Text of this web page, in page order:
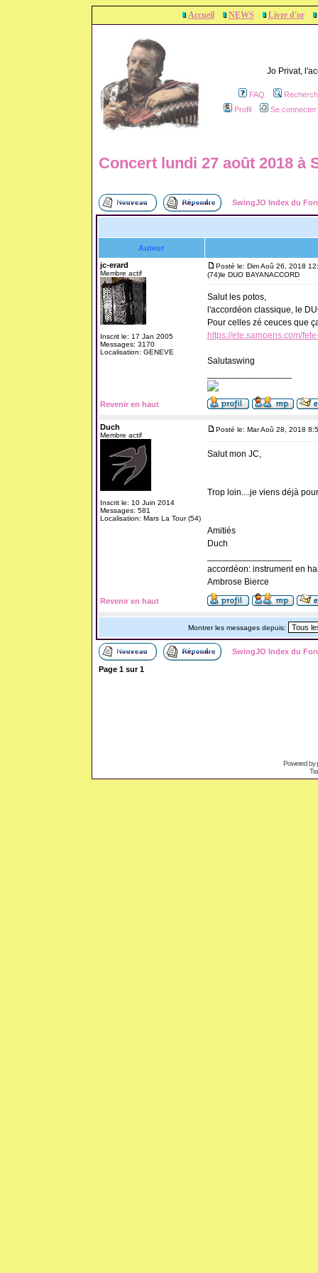
Accueil NEWS Livre d'or
Jo Privat,
FAQ
Profil
Se
Concert lundi 27 août 2018 à
SwingJO Index du
Auteur
jc-erard
Membre actif
Inscrit le: 17 Jan 2005
Messages: 3170
Localisation: GENEVE
Posté le: Dim Aoû 26, 2018
(74)le DUO BAYANACCORD
Salut les potos,
l'accordéon classique, le
Pour celles zé ceuces que
https://ete.samoens.com/
Salutaswing
Revenir en haut
Duch
Membre actif
Inscrit le: 10 Juin 2014
Messages: 581
Localisation: Mars La Tour (54)
Posté le: Mar Aoû 28, 2018
Salut mon JC,
Trop loin....je viens déjà
Amitiés
Duch
accordéon: instrument en
Ambrose Bierce
Revenir en haut
Montrer les messages depuis:
SwingJO Index du
Page 1sur1
Powered by